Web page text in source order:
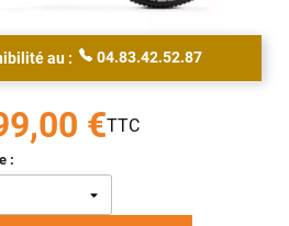
au : 04.83.42.52.87
:
€